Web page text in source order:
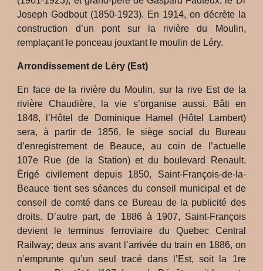
Joseph Godbout (1850-1923). En 1914, on décrète la
construction d’un pont sur la rivière du Moulin,
remplaçant le ponceau jouxtant le moulin de Léry.
Arrondissement de Léry (Est)
En face de la rivière du Moulin, sur la rive Est de la
rivière Chaudière, la vie s’organise aussi. Bâti en
1848, l’Hôtel de Dominique Hamel (Hôtel Lambert)
sera, à partir de 1856, le siège social du Bureau
d’enregistrement de Beauce, au coin de l’actuelle
107e Rue (de la Station) et du boulevard Renault.
Érigé civilement depuis 1850, Saint-François-de-la-
Beauce tient ses séances du conseil municipal et de
conseil de comté dans ce Bureau de la publicité des
droits. D’autre part, de 1886 à 1907, Saint-François
devient le terminus ferroviaire du Quebec Central
Railway; deux ans avant l’arrivée du train en 1886, on
n’emprunte qu’un seul tracé dans l’Est, soit la 1re